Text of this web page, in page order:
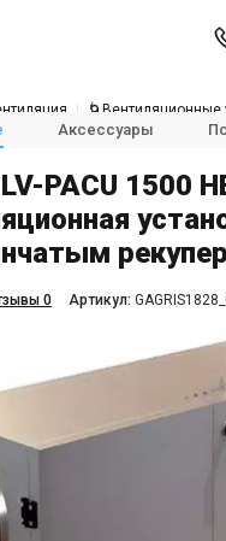
🌀Вентиляционные
установки с
1500 HE
Аксессуары
PACU 1500
0 Aртикул: